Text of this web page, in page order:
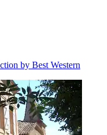
by Best Western